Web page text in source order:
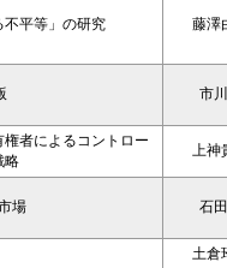
不平等」の研究 藤澤
市
者によるコントロー
略
上神
場 石
土倉